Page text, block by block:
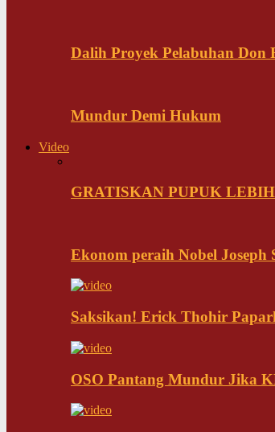
Dalih Proyek Pelabuhan Don
Mundur Demi Hukum
Video
GRATISKAN PUPUK
Ekonom peraih Nobel
Saksikan! Erick Thohir
OSO Pantang Mundur Jika